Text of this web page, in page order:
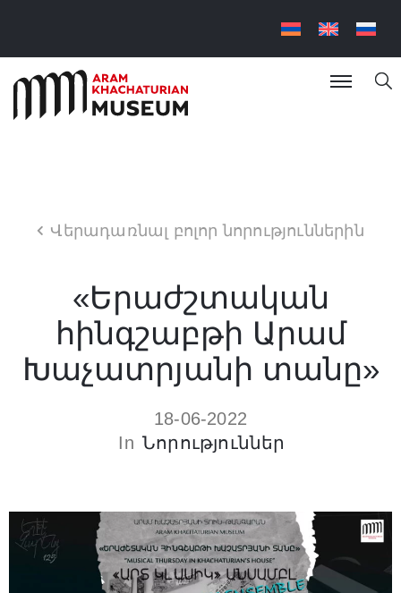
Վերադառնալ բոլոր նորություններին
«Երաժշտական
հինգշաբթի Արամ
Խաչատրյանի տանը»
18-06-2022
In Նորություններ